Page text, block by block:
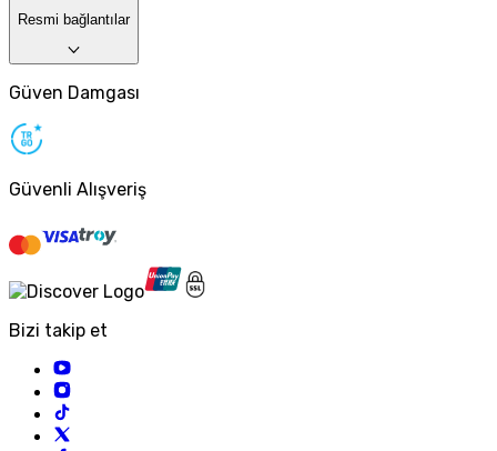
Resmi bağlantılar
Güven Damgası
Güvenli Alışveriş
Bizi takip et